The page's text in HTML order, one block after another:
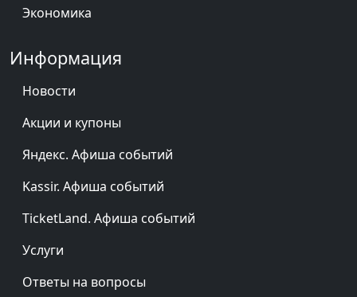
Экономика
Информация
Новости
Акции и купоны
Яндекс. Афиша событий
Kassir. Афиша событий
TicketLand. Афиша событий
Услуги
Ответы на вопросы